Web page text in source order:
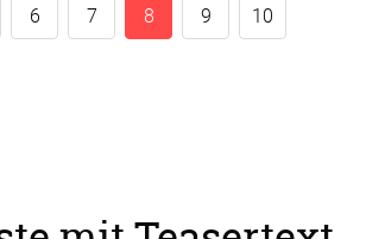
6 7 8 9 10